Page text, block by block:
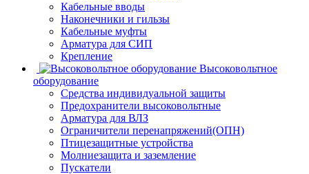
Кабельные вводы
Наконечники и гильзы
Кабельные муфты
Арматура для СИП
Крепление
Высоковольтное
оборудование
Средства индивидуальной защиты
Предохранители высоковольтные
Арматура для ВЛЗ
Ограничители перенапряжений(ОПН)
Птицезащитные устройства
Молниезащита и заземление
Пускатели